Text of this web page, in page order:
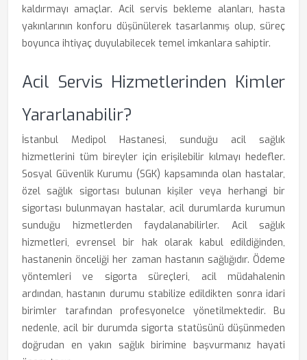
kaldırmayı amaçlar. Acil servis bekleme alanları, hasta
yakınlarının konforu düşünülerek tasarlanmış olup, süreç
boyunca ihtiyaç duyulabilecek temel imkanlara sahiptir.
Acil Servis Hizmetlerinden Kimler
Yararlanabilir?
İstanbul Medipol Hastanesi, sunduğu acil sağlık
hizmetlerini tüm bireyler için erişilebilir kılmayı hedefler.
Sosyal Güvenlik Kurumu (SGK) kapsamında olan hastalar,
özel sağlık sigortası bulunan kişiler veya herhangi bir
sigortası bulunmayan hastalar, acil durumlarda kurumun
sunduğu hizmetlerden faydalanabilirler. Acil sağlık
hizmetleri, evrensel bir hak olarak kabul edildiğinden,
hastanenin önceliği her zaman hastanın sağlığıdır. Ödeme
yöntemleri ve sigorta süreçleri, acil müdahalenin
ardından, hastanın durumu stabilize edildikten sonra idari
birimler tarafından profesyonelce yönetilmektedir. Bu
nedenle, acil bir durumda sigorta statüsünü düşünmeden
doğrudan en yakın sağlık birimine başvurmanız hayati